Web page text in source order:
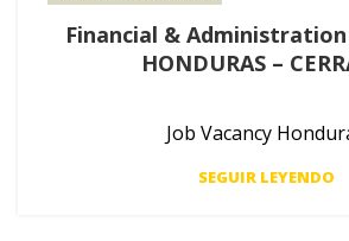
Financial &
HONDURAS –
Job Vacancy
SEGUIR LEYENDO